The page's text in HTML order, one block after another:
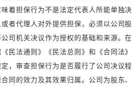
着担保行为不是法定代表人所能单独决
者代理人对外提供担保，必须以公司股
司机关决议作为授权的基础和来源。在
民法通则》《民法总则》和《合同法》
，审查担保行为是否履行了公司决议程
同的效力及其效果归属。公司为股东、